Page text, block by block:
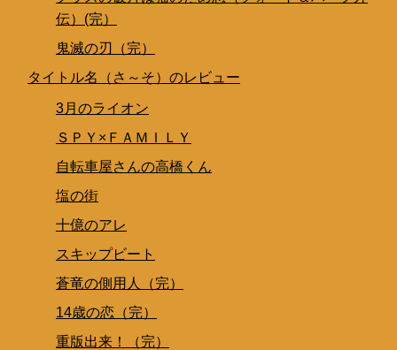
伝）(完）
鬼滅の刃（完）
タイトル名（さ～そ）のレビュー
3月のライオン
ＳＰＹ×ＦＡＭＩＬＹ
自転車屋さんの高橋くん
塩の街
十億のアレ
スキップビート
蒼竜の側用人（完）
14歳の恋（完）
重版出来！（完）